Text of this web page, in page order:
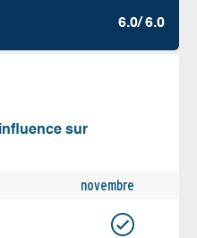
6.0/ 6.0
sur
novembre